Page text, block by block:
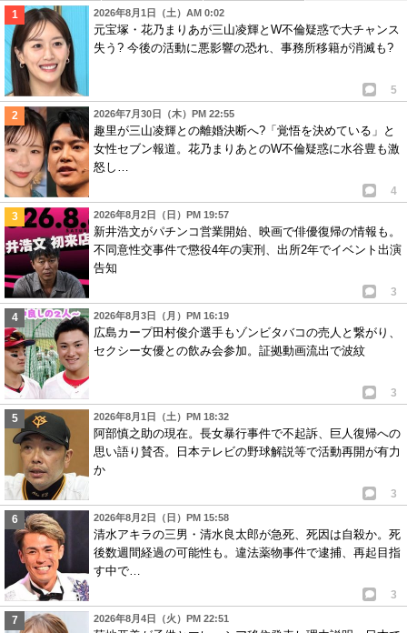
2026年8月1日（土）AM 0:02
元宝塚・花乃まりあが三山凌輝とW不倫疑惑で大チャンス
失う? 今後の活動に悪影響の恐れ、事務所移籍が消滅も?
5
2026年7月30日（木）PM 22:55
趣里が三山凌輝との離婚決断へ?「覚悟を決めている」と
女性セブン報道。花乃まりあとのW不倫疑惑に水谷豊も激
怒し…
4
2026年8月2日（日）PM 19:57
新井浩文がパチンコ営業開始、映画で俳優復帰の情報も。
不同意性交事件で懲役4年の実刑、出所2年でイベント出演
告知
3
2026年8月3日（月）PM 16:19
広島カープ田村俊介選手もゾンビタバコの売人と繋がり、
セクシー女優との飲み会参加。証拠動画流出で波紋
3
2026年8月1日（土）PM 18:32
阿部慎之助の現在。長女暴行事件で不起訴、巨人復帰への
思い語り賛否。日本テレビの野球解説等で活動再開が有力
か
3
2026年8月2日（日）PM 15:58
清水アキラの三男・清水良太郎が急死、死因は自殺か。死
後数週間経過の可能性も。違法薬物事件で逮捕、再起目指
す中で…
3
2026年8月4日（火）PM 22:51